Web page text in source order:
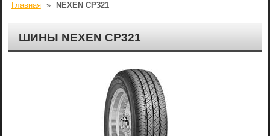
Главная » NEXEN CP321
ШИНЫ NEXEN CP321